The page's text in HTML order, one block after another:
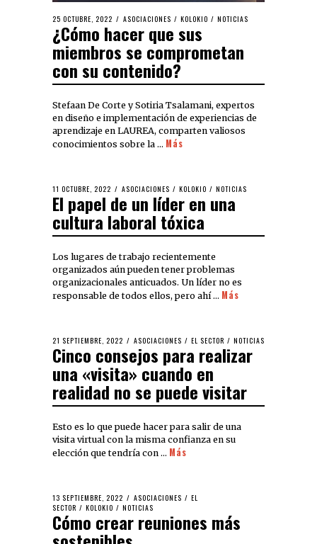
25 OCTUBRE, 2022 ASOCIACIONES / KOLOKIO / NOTICIAS
¿Cómo hacer que sus
miembros se comprometan
con su contenido?
Stefaan De Corte y Sotiria Tsalamani, expertos
en diseño e implementación de experiencias de
aprendizaje en LAUREA, comparten valiosos
conocimientos sobre la … Más
11 OCTUBRE, 2022 ASOCIACIONES / KOLOKIO / NOTICIAS
El papel de un líder en una
cultura laboral tóxica
Los lugares de trabajo recientemente
organizados aún pueden tener problemas
organizacionales anticuados. Un líder no es
responsable de todos ellos, pero ahí … Más
21 SEPTIEMBRE, 2022 ASOCIACIONES / EL SECTOR / NOTICIAS
Cinco consejos para realizar
una «visita» cuando en
realidad no se puede visitar
Esto es lo que puede hacer para salir de una
visita virtual con la misma confianza en su
elección que tendría con … Más
13 SEPTIEMBRE, 2022 ASOCIACIONES / EL
SECTOR / KOLOKIO / NOTICIAS
Cómo crear reuniones más